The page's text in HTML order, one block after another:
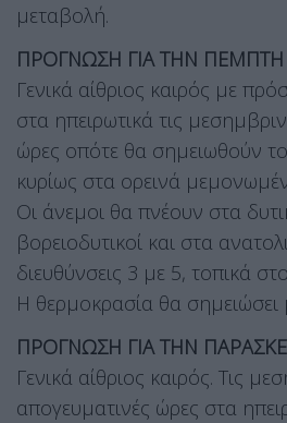
μεταβολή.
ΠΡΟΓΝΩΣΗ ΓΙΑ ΤΗΝ ΠΕΜΠΤΗ
Γενικά αίθριος καιρός με
στα ηπειρωτικά τις
ώρες οπότε θα σημειωθούν
κυρίως στα ορεινά
Οι άνεμοι θα πνέουν στα
βορειοδυτικοί και στα
διευθύνσεις 3 με 5, τοπικά
Η θερμοκρασία θα σημειώσει
ΠΡΟΓΝΩΣΗ ΓΙΑ ΤΗΝ
Γενικά αίθριος καιρός. Τις
απογευματινές ώρες στα